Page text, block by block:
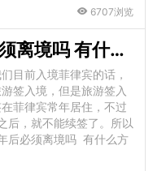
6707浏览
菲律宾旅游签证2年后必须离境吗 有什么方法停留
目前入境菲律宾的话，
签入境，但是旅游签入
菲律宾常年居住，不过
后，就不能续签了。所以
后必须离境吗 有什么方